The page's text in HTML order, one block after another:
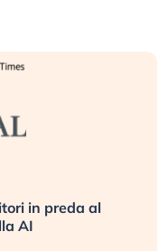
in preda al
AI